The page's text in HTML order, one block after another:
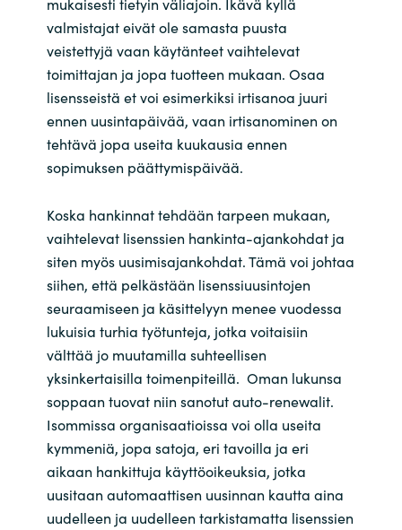
Lithuania
Malaysia
Middle East
Netherlands
Oman
Philippines
Poland
Portugal
Qatar
Romania
Serbia
valmistajat eivät ole samasta puusta
veistettyjä vaan käytänteet vaihtelevat
toimittajan ja jopa tuotteen mukaan. Osaa
lisensseistä et voi esimerkiksi irtisanoa juuri
ennen uusintapäivää, vaan irtisanominen on
tehtävä jopa useita kuukausia ennen
sopimuksen päättymispäivää.
Koska hankinnat tehdään tarpeen mukaan,
vaihtelevat lisenssien hankinta-ajankohdat ja
siten myös uusimisajankohdat. Tämä voi johtaa
siihen, että pelkästään lisenssiuusintojen
seuraamiseen ja käsittelyyn menee vuodessa
lukuisia turhia työtunteja, jotka voitaisiin
välttää jo muutamilla suhteellisen
yksinkertaisilla toimenpiteillä. Oman lukunsa
soppaan tuovat niin sanotut auto-renewalit.
Isommissa organisaatioissa voi olla useita
kymmeniä, jopa satoja, eri tavoilla ja eri
aikaan hankittuja käyttöoikeuksia, jotka
uusitaan automaattisen uusinnan kautta aina
uudelleen ja uudelleen tarkistamatta lisenssien